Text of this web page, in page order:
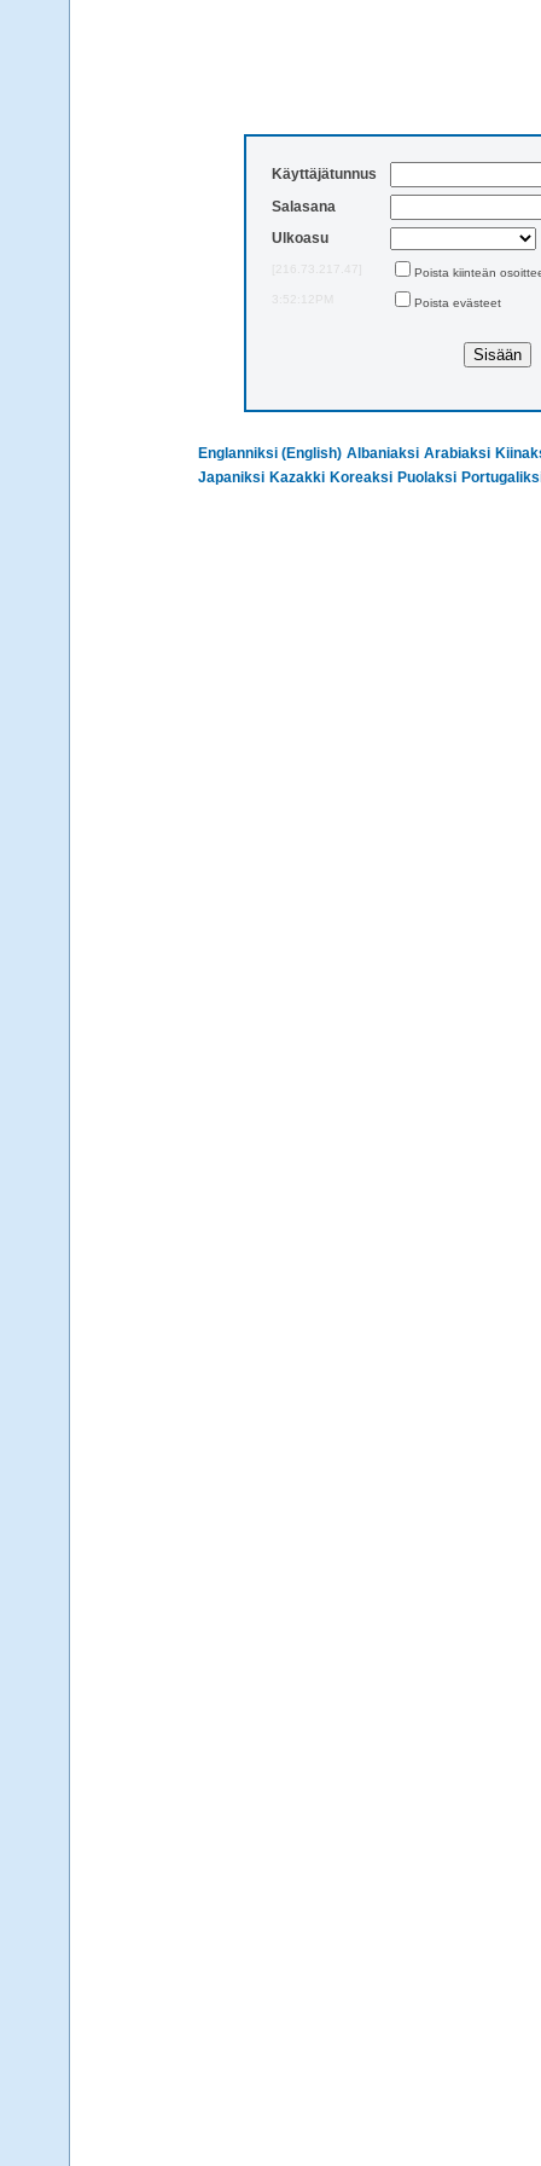
Käyttäjätunnus
Salasana
Ulkoasu
[216.73.217.47]
Poista kiinteän
3:52:12PM
Poista evästeet
Englanniksi (English) Albaniaksi Arabiaksi
Japaniksi Kazakki Koreaksi Puolaksi